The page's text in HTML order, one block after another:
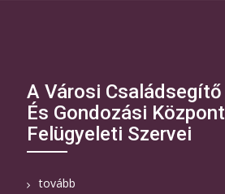
A Városi Családsegítő
És Gondozási Központ
Felügyeleti Szervei
tovább